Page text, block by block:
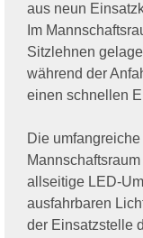
aus neun
Im
Sitzlehnen
während der
einen schnellen
Die
allseitige LED-
ausfahrbaren
der Einsatzstelle